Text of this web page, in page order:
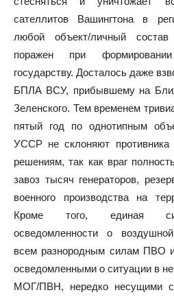
сателлитов Вашингтона в
любой объект/личный
поражен при
государству. Досталось даже
БПЛА ВСУ, прибывшему на
Зеленского. Тем временем
пятый год по однотипным
УССР не склоняют противника
решениям, так как враг
завоз тысяч генераторов,
военного производства на
Кроме того, единая
осведомленности о
всем разнородным силам ПВО
осведомленными о ситуации в
МОГ/ПВН, нередко несущими